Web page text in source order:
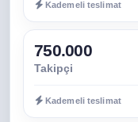
Kademeli teslimat
750.000
Takipçi
Kademeli teslimat